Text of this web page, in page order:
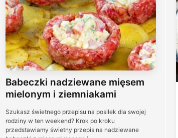
Babeczki nadziewane mięsem
mielonym i ziemniakami
Szukasz świetnego przepisu na posiłek dla swojej
rodziny w ten weekend? Krok po kroku
przedstawiamy świetny przepis na nadziewane